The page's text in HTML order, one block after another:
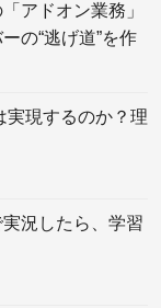
アドオン業務」
の“逃げ道”を作
極的参加
実現するのか？理
況したら、学習